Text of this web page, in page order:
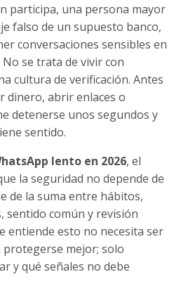
participa, una persona mayor
falso de un supuesto banco,
conversaciones sensibles en
se trata de vivir con
cultura de verificación. Antes
dinero, abrir enlaces o
detenerse unos segundos y
sentido.
lento en 2026, el
la seguridad no depende de
de la suma entre hábitos,
sentido común y revisión
entiende esto no necesita ser
mejor; solo
y qué señales no debe